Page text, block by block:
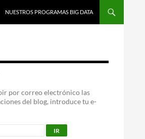
NUESTROS PROGRAMAS BIG DATA
por correo electrónico las
del blog, introduce tu e-